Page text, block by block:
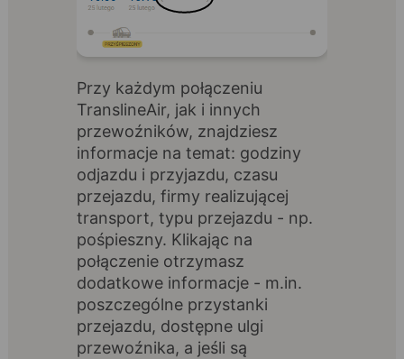
Przy każdym połączeniu
TranslineAir, jak i innych
przewoźników, znajdziesz
informacje na temat: godziny
odjazdu i przyjazdu, czasu
przejazdu, firmy realizującej
transport, typu przejazdu - np.
pośpieszny. Klikając na
połączenie otrzymasz
dodatkowe informacje - m.in.
poszczególne przystanki
przejazdu, dostępne ulgi
przewoźnika, a jeśli są